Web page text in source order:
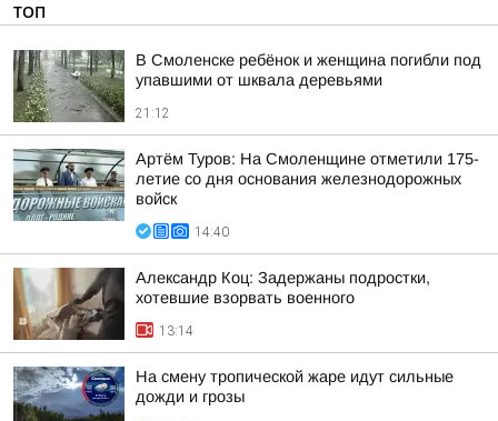
ТОП
В Смоленске ребёнок и женщина погибли под
упавшими от шквала деревьями
21:12
Артём Туров: На Смоленщине отметили 175-
летие со дня основания железнодорожных
войск
14:40
Александр Коц: Задержаны подростки,
хотевшие взорвать военного
13:14
На смену тропической жаре идут сильные
дожди и грозы